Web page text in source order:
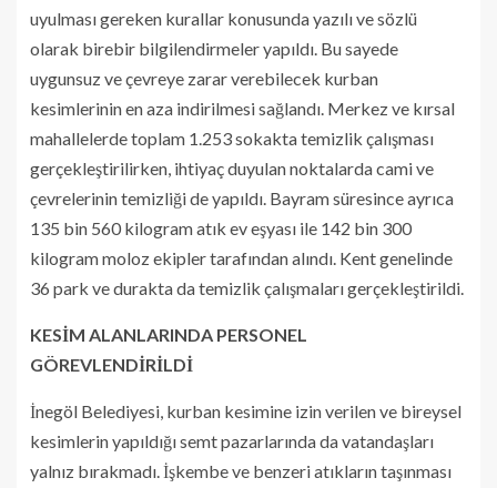
uyulması gereken kurallar konusunda yazılı ve sözlü
olarak birebir bilgilendirmeler yapıldı. Bu sayede
uygunsuz ve çevreye zarar verebilecek kurban
kesimlerinin en aza indirilmesi sağlandı. Merkez ve kırsal
mahallelerde toplam 1.253 sokakta temizlik çalışması
gerçekleştirilirken, ihtiyaç duyulan noktalarda cami ve
çevrelerinin temizliği de yapıldı. Bayram süresince ayrıca
135 bin 560 kilogram atık ev eşyası ile 142 bin 300
kilogram moloz ekipler tarafından alındı. Kent genelinde
36 park ve durakta da temizlik çalışmaları gerçekleştirildi.
KESİM ALANLARINDA PERSONEL
GÖREVLENDİRİLDİ
İnegöl Belediyesi, kurban kesimine izin verilen ve bireysel
kesimlerin yapıldığı semt pazarlarında da vatandaşları
yalnız bırakmadı. İşkembe ve benzeri atıkların taşınması